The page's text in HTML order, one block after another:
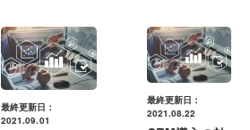
最終更新日：
2021.09.01
最終更新日：
2021.08.22